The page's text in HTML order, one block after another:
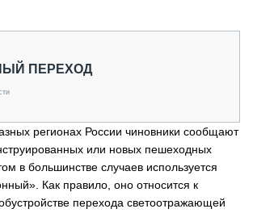
ПЕРЕХОД
регионах России чиновники сообщают
или новых пешеходных
в большинстве случаев используется
Как правило, оно относится к
перехода светоотражающей